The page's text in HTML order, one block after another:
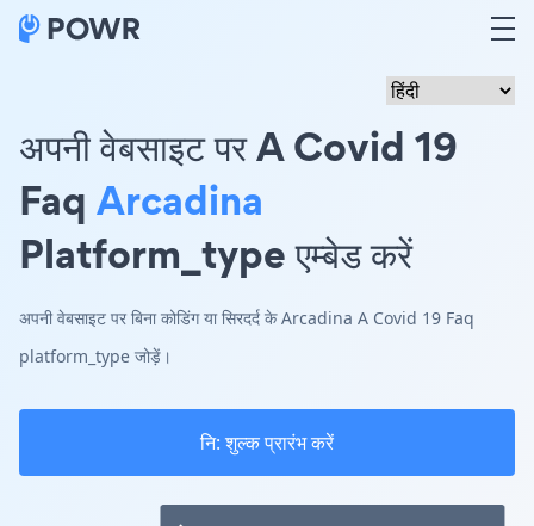
अपनी वेबसाइट पर A Covid 19
Faq Arcadina
Platform_type एम्बेड करें
अपनी वेबसाइट पर बिना कोडिंग या सिरदर्द के Arcadina A Covid 19 Faq
platform_type जोड़ें।
नि: शुल्क प्रारंभ करें